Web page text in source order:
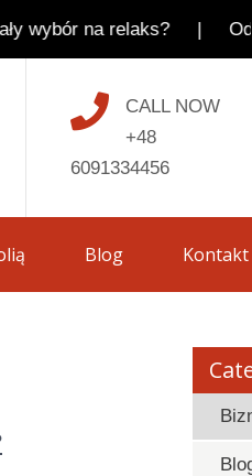
relaks? |
CALL NOW
+48
6091334456
Blog Kontakt